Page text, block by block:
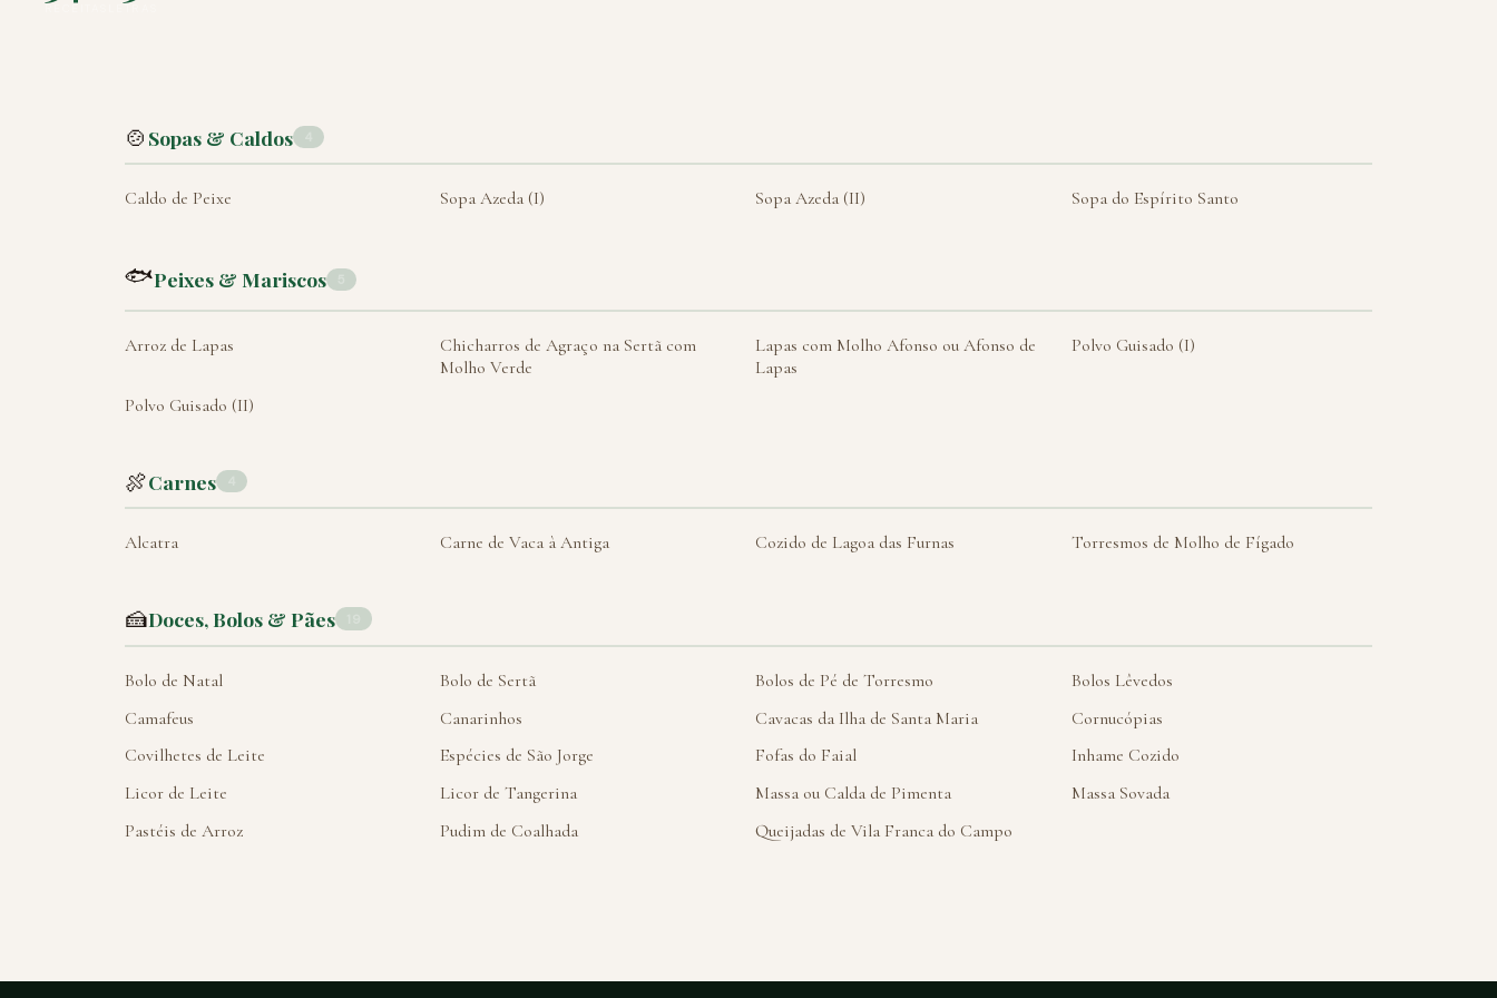
RECEITAS LETRAS
🍲 Sopas & Caldos
Caldo de Peixe Sopa Azeda (I) Sopa Azeda (II) Sopa do Espírito Santo
🐟Peixes & Mariscos
Arroz de Lapas
Chicharros de Agraço na Sertã com
Molho Verde
Lapas com Molho Afonso ou Afonso de
Lapas
Polvo Guisado (I)
Polvo Guisado (II)
🍖Carnes
Alcatra Carne de Vaca à Antiga Cozido de Lagoa das Furnas Torresmos de Molho de Fígado
🍰Doces, Bolos & Pães
Bolo de Natal Bolo de Sertã Bolos de Pé de Torresmo
Bolos Lêvedos
Camafeus
Canarinhos Cavacas da Ilha de Santa Maria
Cornucópias
Covilhetes de Leite
Espécies de São Jorge Fofas do Faial
Inhame Cozido
Licor de Leite
Licor de Tangerina Massa ou Calda de Pimenta
Massa Sovada
Pastéis de Arroz
Pudim de Coalhada Queijadas de Vila Franca do Campo